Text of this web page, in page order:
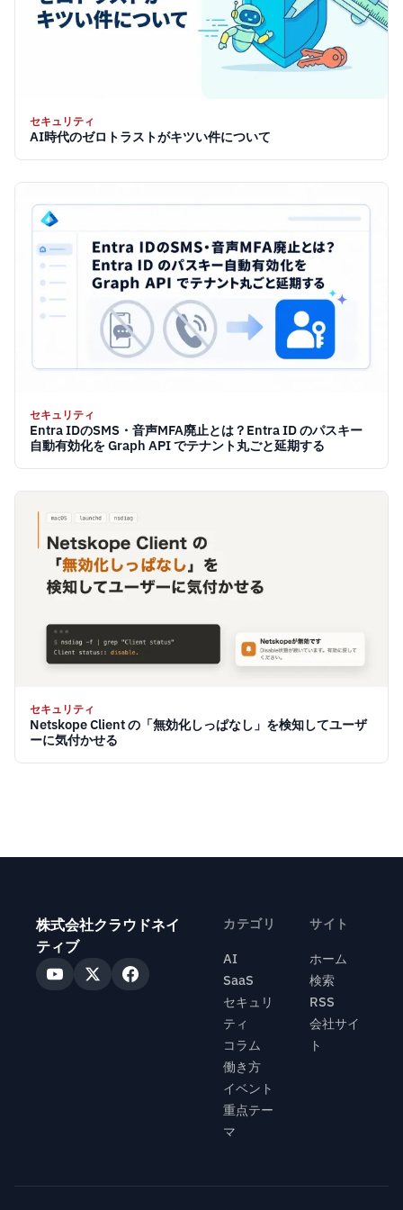
セキュリティ
AI時代のゼロトラストがキツい件について
セキュリティ
Entra IDのSMS・音声MFA廃止とは？Entra ID のパスキー
自動有効化を Graph API でテナント丸ごと延期する
セキュリティ
Netskope Client の「無効化しっぱなし」を検知してユーザ
ーに気付かせる
株式会社クラウドネイ
ティブ
カテゴリ
AI
SaaS
セキュリ
ティ
コラム
働き方
イベント
重点テー
マ
サイト
ホーム
検索
RSS
会社サイ
ト